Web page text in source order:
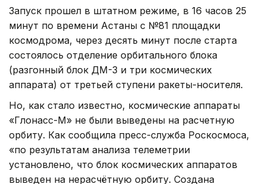
Запуск прошел в штатном режиме, в 16 часов 25
минут по времени Астаны с №81 площадки
космодрома, через десять минут после старта
состоялось отделение орбитального блока
(разгонный блок ДМ-3 и три космических
аппарата) от третьей ступени ракеты-носителя.
Но, как стало известно, космические аппараты
«Глонасс-М» не были выведены на расчетную
орбиту. Как сообщила пресс-служба Роскосмоса,
«по результатам анализа телеметрии
установлено, что блок космических аппаратов
выведен на нерасчётную орбиту. Создана